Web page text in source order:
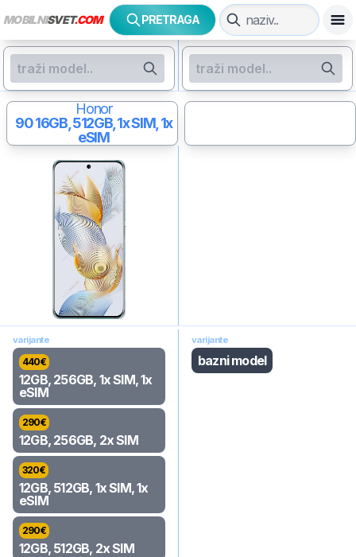
MOBILNISVET.COM PRETRAGA
Honor
9016GB, 512GB, 1x SIM, 1x
eSIM
varijante
440€
12GB, 256GB, 1x SIM, 1x
eSIM
290€
12GB, 256GB, 2x SIM
320€
12GB, 512GB, 1x SIM, 1x
eSIM
290€
12GB, 512GB, 2x SIM
varijante
bazni model